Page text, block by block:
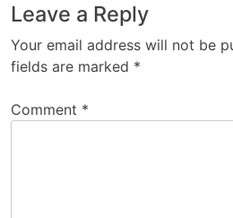
Leave a Reply
Your email address will not be
fields are marked *
Comment *